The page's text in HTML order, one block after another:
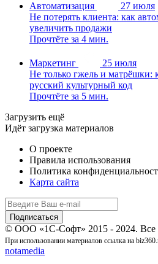
Автоматизация
27 июля
Не потерять клиента: как
увеличить продажи
Прочтёте за 4 мин.
Маркетинг
25 июля
Не только гжель и матрёшки:
русский культурный код
Прочтёте за 5 мин.
Загрузить ещё
Идёт загрузка материалов
О проекте
Правила использования
Политика
Карта сайта
© ООО «1С-Софт» 2015 - 2024. Все
При использовании материалов ссылка на
notamedia